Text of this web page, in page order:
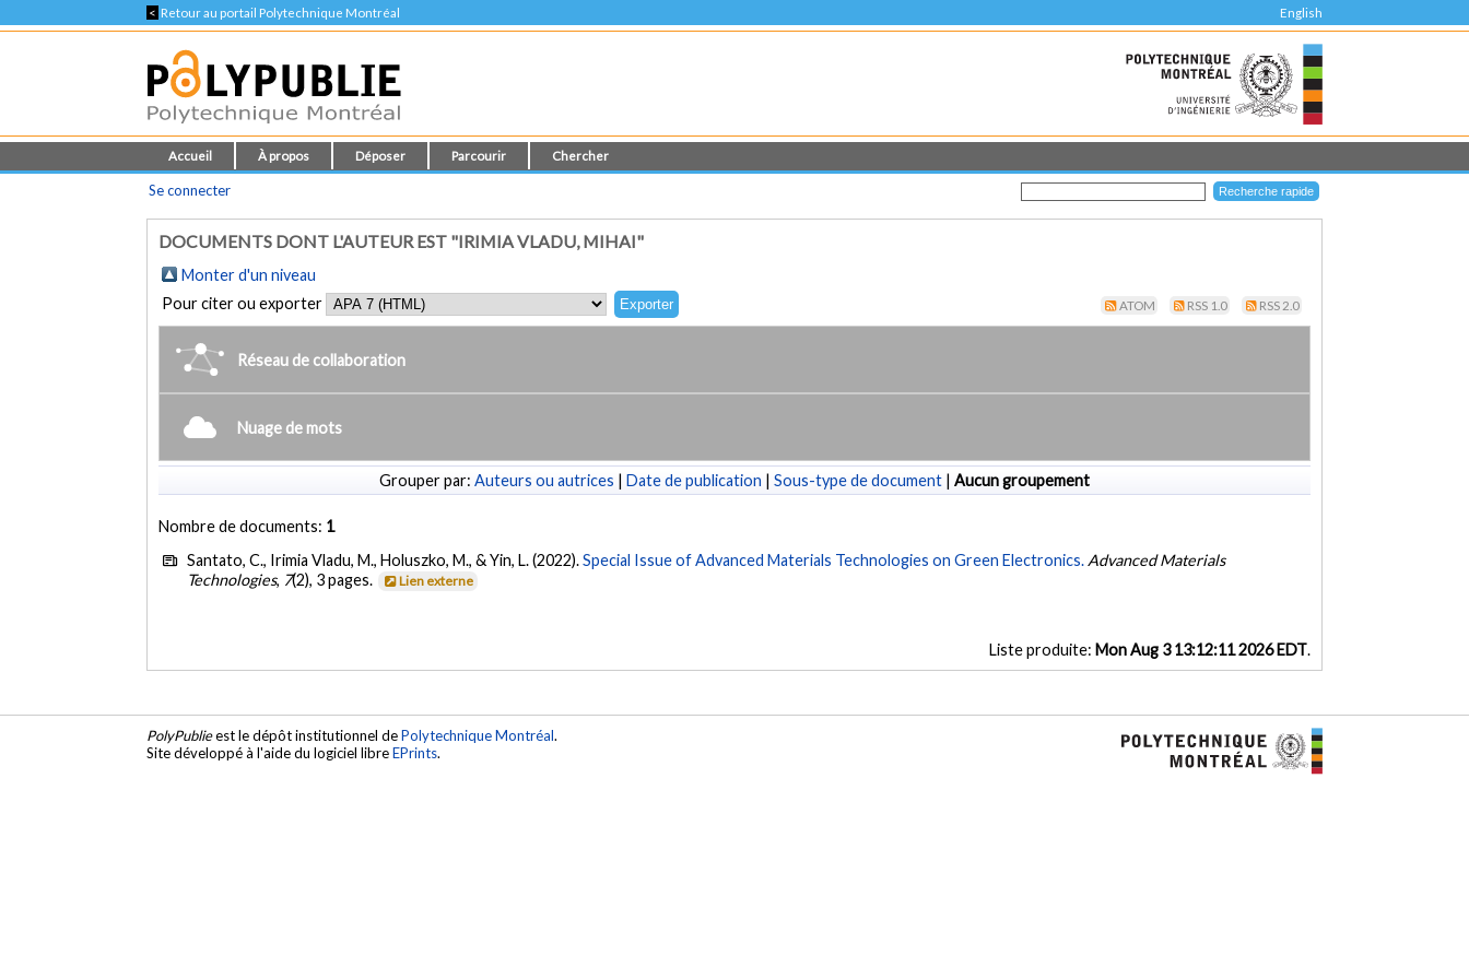
< Retour au portail Polytechnique Montréal English
Accueil À propos Déposer Parcourir Chercher
Se connecter
DOCUMENTS DONT L'AUTEUR EST "IRIMIA VLADU, MIHAI"
Monter d'un niveau
Pour citer ou exporter
ATOM RSS 1.0 RSS 2.0
Réseau de collaboration
Nuage de mots
Grouper par: Auteurs ou autrices | Date de publication | Sous-type de document | Aucun groupement
Nombre de documents: 1
Santato, C., Irimia Vladu, M., Holuszko, M., & Yin, L. (2022).Special Issue of Advanced Materials Technologies on Green Electronics. Advanced Materials
Technologies, 7(2), 3 pages. Lien externe
Liste produite: Mon Aug 3 13:12:11 2026 EDT.
PolyPublieest le dépôt institutionnel dePolytechnique Montréal.
Site développé à l'aide du logiciel libreEPrints.